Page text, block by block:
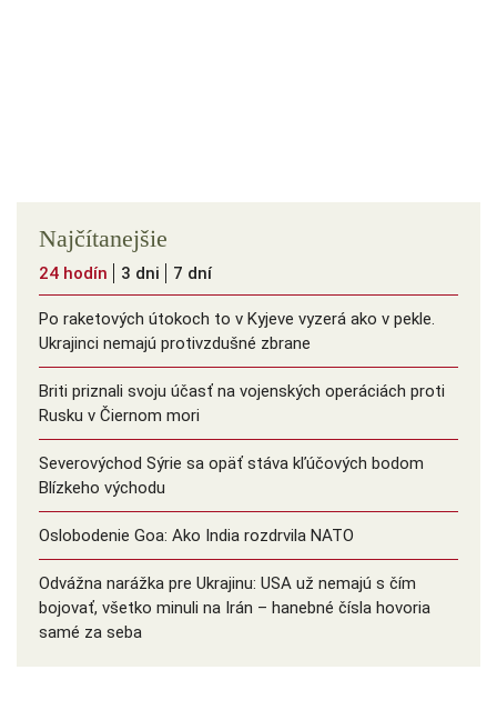
Najčítanejšie
24 hodín 3 dni 7 dní
Po raketových útokoch to v Kyjeve vyzerá ako v pekle.
Ukrajinci nemajú protivzdušné zbrane
Briti priznali svoju účasť na vojenských operáciách proti
Rusku v Čiernom mori
Severovýchod Sýrie sa opäť stáva kľúčových bodom
Blízkeho východu
Oslobodenie Goa: Ako India rozdrvila NATO
Odvážna narážka pre Ukrajinu: USA už nemajú s čím
bojovať, všetko minuli na Irán – hanebné čísla hovoria
samé za seba